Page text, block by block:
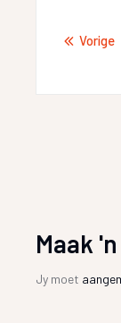
Vorige
Maak
Jy moet